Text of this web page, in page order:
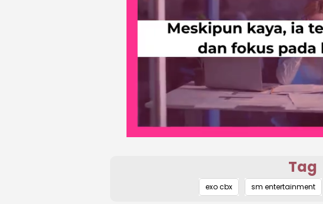
Tag
exo cbx sm entertainment